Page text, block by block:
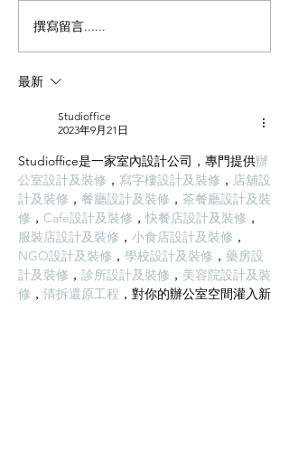
磚的1/2。它類似於木頭，可
的綜合成本。 2、耐火性：耐
材料。...
撰寫留言......
最新
Studioffice
2023年9月21日
Studioffice是一家室內設計公司，專門提供辦
公室設計及裝修 ， 寫字樓設計及裝修 ， 店舖設
計及裝修 ， 餐廳設計及裝修 ， 茶餐廳設計及裝
修 ， Cafe設計及裝修 ， 快餐店設計及裝修 ，
服裝店設計及裝修 ， 小食店設計及裝修 ，
NGO設計及裝修 ， 學校設計及裝修 ， 藥房設
計及裝修 ， 診所設計及裝修 ， 美容院設計及裝
修 ， 清拆還原工程 ，對你的辦公室空間灌入新